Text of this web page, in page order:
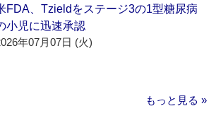
FDA、Tzieldをステージ3の1型糖尿病
小児に迅速承認
年07月07日 (火)
もっと見る »